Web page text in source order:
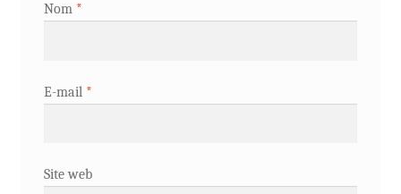
Nom *
E-mail *
Site web